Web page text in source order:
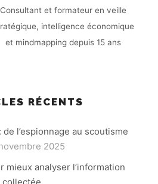
Consultant et formateur en veille
intelligence économique
et mindmapping depuis 15 ans
RÉCENTS
l’espionnage au scoutisme
2025
mieux analyser l’information